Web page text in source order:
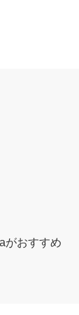
がおすすめ